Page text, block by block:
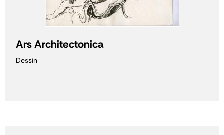
Ars Architectonica
Dessin